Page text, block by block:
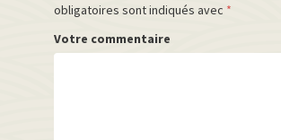
obligatoires sont indiqués avec *
Votre commentaire